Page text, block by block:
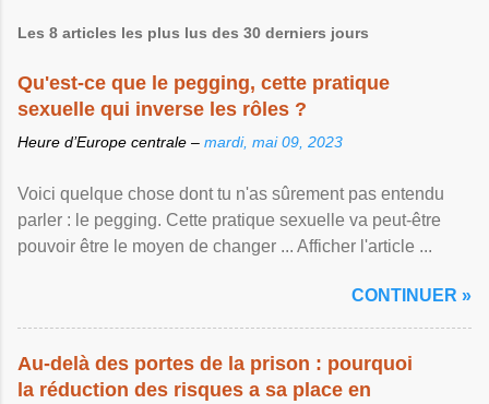
Les 8 articles les plus lus des 30 derniers jours
Qu'est-ce que le pegging, cette pratique
sexuelle qui inverse les rôles ?
Heure d’Europe centrale – mardi, mai 09, 2023
Voici quelque chose dont tu n'as sûrement pas entendu
parler : le pegging. Cette pratique sexuelle va peut-être
pouvoir être le moyen de changer ... Afficher l'article ...
CONTINUER »
Au-delà des portes de la prison : pourquoi
la réduction des risques a sa place en